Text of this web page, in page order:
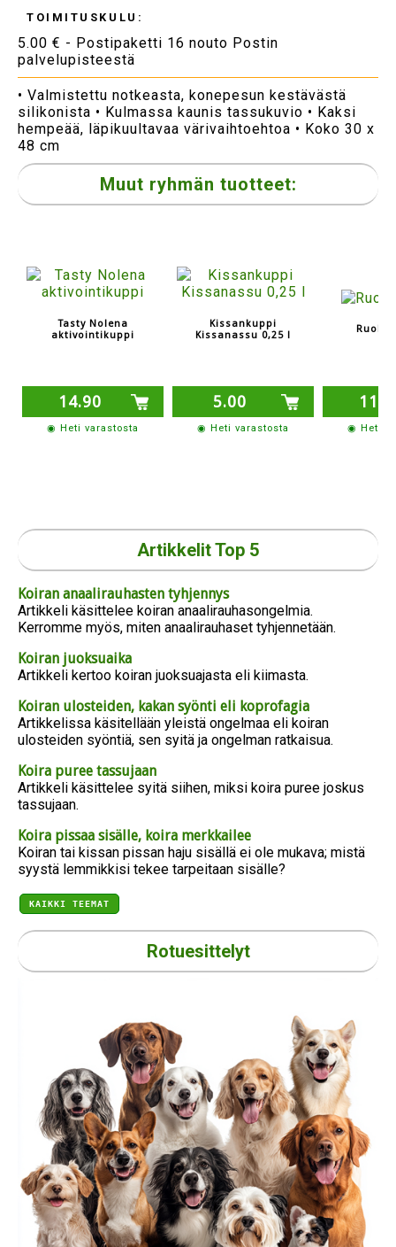
TOIMITUSKULU:
5.00 € - Postipaketti 16 nouto Postin
palvelupisteestä
• Valmistettu notkeasta, konepesun kestävästä
silikonista • Kulmassa kaunis tassukuvio • Kaksi
hempeää, läpikuultavaa värivaihtoehtoa • Koko 30 x
48 cm
Muut ryhmän tuotteet:
Tasty Nolena
aktivointikuppi
14.90
◉ Heti varastosta
Kissankuppi
Kissanassu 0,25 l
5.00
◉ Heti varastosta ◉ Heti
Artikkelit Top 5
Koiran anaalirauhasten tyhjennys
Artikkeli käsittelee koiran anaalirauhasongelmia.
Kerromme myös, miten anaalirauhaset tyhjennetään.
Koiran juoksuaika
Artikkeli kertoo koiran juoksuajasta eli kiimasta.
Koiran ulosteiden, kakan syönti eli koprofagia
Artikkelissa käsitellään yleistä ongelmaa eli koiran
ulosteiden syöntiä, sen syitä ja ongelman ratkaisua.
Koira puree tassujaan
Artikkeli käsittelee syitä siihen, miksi koira puree joskus
tassujaan.
Koira pissaa sisälle, koira merkkailee
Koiran tai kissan pissan haju sisällä ei ole mukava; mistä
syystä lemmikkisi tekee tarpeitaan sisälle?
KAIKKI TEEMAT
Rotuesittelyt